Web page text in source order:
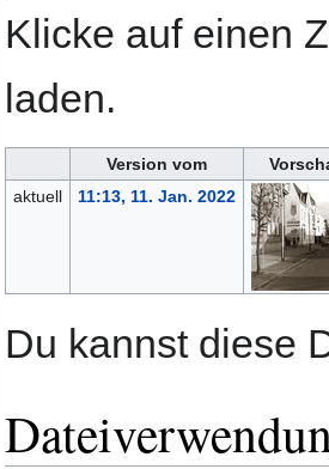
Klicke auf einen
laden.
Version vom
aktuell
11:13, 11. Jan. 2022
Du kannst diese